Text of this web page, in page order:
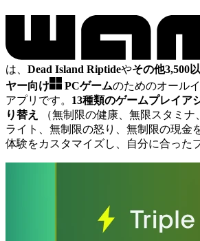
は、 Dead Island Riptideやその他3,500
ヤー向け
PCゲームのためのオール
アプリです。 13種類のゲームプレイア
り替え
（無制限の健康、無限スタミナ
ライト、無制限の怒り、無制限の現金
体験をカスタマイズし、自分に合った